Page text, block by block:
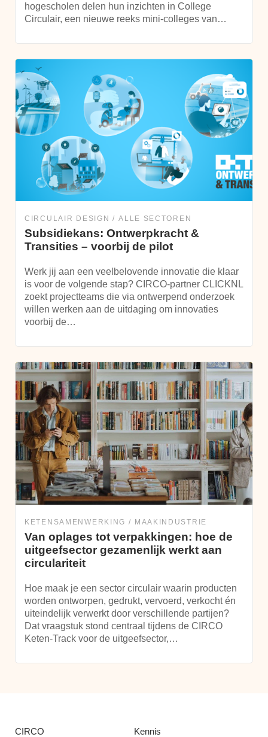
hogescholen delen hun inzichten in College
Circulair, een nieuwe reeks mini-colleges van…
CIRCULAIR DESIGN ALLE SECTOREN
Subsidiekans: Ontwerpkracht &
Transities – voorbij de pilot
Werk jij aan een veelbelovende innovatie die klaar
is voor de volgende stap? CIRCO-partner CLICKNL
zoekt projectteams die via ontwerpend onderzoek
willen werken aan de uitdaging om innovaties
voorbij de…
KETENSAMENWERKING MAAKINDUSTRIE
Van oplages tot verpakkingen: hoe de
uitgeefsector gezamenlijk werkt aan
circulariteit
Hoe maak je een sector circulair waarin producten
worden ontworpen, gedrukt, vervoerd, verkocht én
uiteindelijk verwerkt door verschillende partijen?
Dat vraagstuk stond centraal tijdens de CIRCO
Keten-Track voor de uitgeefsector,…
CIRCO Kennis